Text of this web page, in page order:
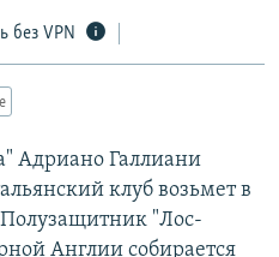
без VPN
Адриано Галлиани
клуб возьмет в
"Лос-
Англии собирается